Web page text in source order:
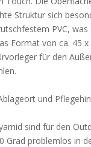
Struktur sich
PVC,
Format von ca. 45
für den
und
sind für den
Grad problemlos in